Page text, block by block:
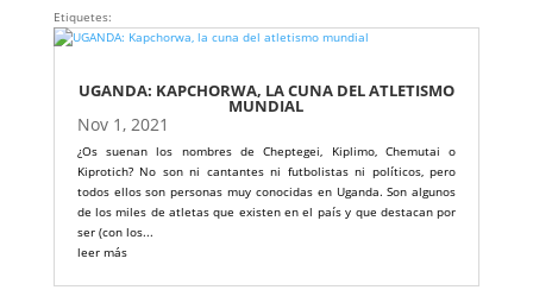
Etiquetes:
UGANDA: KAPCHORWA, LA CUNA DEL ATLETISMO
MUNDIAL
Nov 1, 2021
¿Os suenan los nombres de Cheptegei, Kiplimo, Chemutai o
Kiprotich? No son ni cantantes ni futbolistas ni políticos, pero
todos ellos son personas muy conocidas en Uganda. Son algunos
de los miles de atletas que existen en el país y que destacan por
ser (con los...
leer más